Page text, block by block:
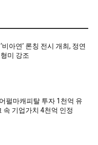
비아연’ 론칭 전시 개최, 정연
미 강조
펄마캐피탈 투자 1천억 유
속 기업가치 4천억 인정